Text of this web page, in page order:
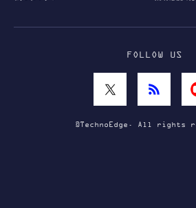
FOLLOW US
©TechnoEdge. All rights